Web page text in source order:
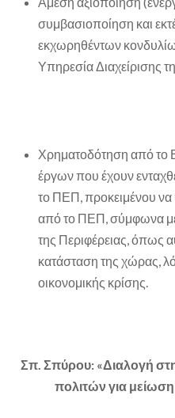
συμβασιοποίηση και
εκχωρηθέντων
Υπηρεσία Διαχείρισης
Χρηματοδότηση από
έργων που έχουν
το ΠΕΠ, προκειμένου
από το ΠΕΠ, σύμφωνα με
της Περιφέρειας, όπως
κατάσταση της χώρας,
οικονομικής κρίσης.
Σπ. Σπύρου: «Διαλογή
πολιτών για